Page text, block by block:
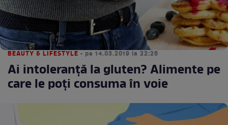
BEAUTY & LIFESTYLE • pe 14.03.2019 la 22:26
Ai intoleranță la gluten? Alimente pe
care le poți consuma în voie